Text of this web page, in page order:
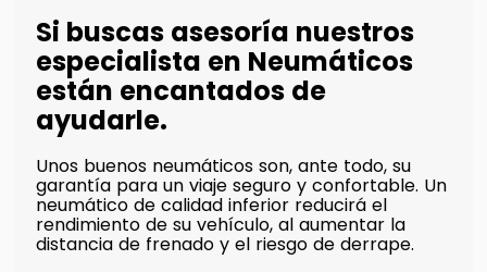
Si buscas asesoría nuestros
especialista en Neumáticos
están encantados de
ayudarle.
Unos buenos neumáticos son, ante todo, su
garantía para un viaje seguro y confortable. Un
neumático de calidad inferior reducirá el
rendimiento de su vehículo, al aumentar la
distancia de frenado y el riesgo de derrape.